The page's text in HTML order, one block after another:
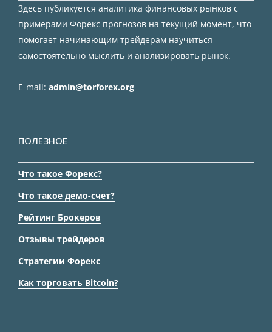
Здесь публикуется аналитика финансовых рынков с
примерами Форекс прогнозов на текущий момент, что
помогает начинающим трейдерам научиться
самостоятельно мыслить и анализировать рынок.
E-mail: admin@torforex.org
ПОЛЕЗНОЕ
Что такое Форекс?
Что такое демо-счет?
Рейтинг Брокеров
Отзывы трейдеров
Стратегии Форекс
Как торговать Bitcoin?